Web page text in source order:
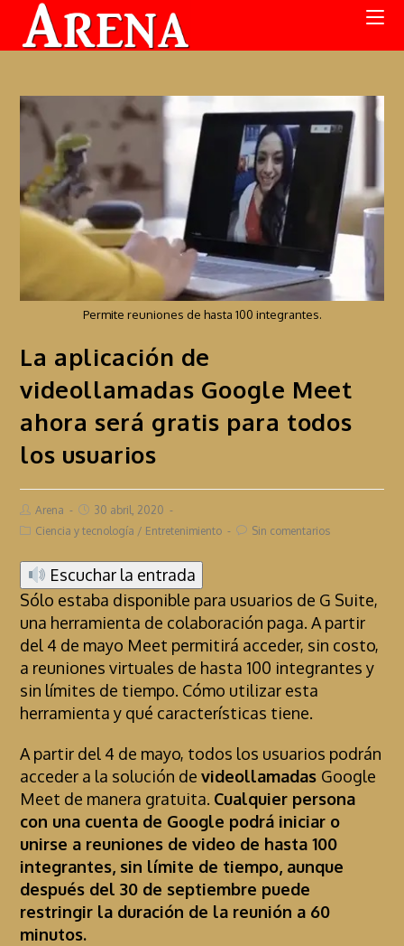
Permite reuniones de hasta 100 integrantes.
La aplicación de
videollamadas Google Meet
ahora será gratis para todos
los usuarios
Arena
30 abril, 2020
Ciencia y tecnología / Entretenimiento Sin comentarios
Escuchar la entrada
Sólo estaba disponible para usuarios de G Suite,
una herramienta de colaboración paga. A partir
del 4 de mayo Meet permitirá acceder, sin costo,
a reuniones virtuales de hasta 100 integrantes y
sin límites de tiempo. Cómo utilizar esta
herramienta y qué características tiene.
A partir del 4 de mayo, todos los usuarios podrán
acceder a la solución devideollamadas Google
Meet de manera gratuita. Cualquier persona
con una cuenta de Google podrá iniciar o
unirse a reuniones de video de hasta 100
integrantes, sin límite de tiempo, aunque
después del 30 de septiembre puede
restringir la duración de la reunión a 60
minutos.